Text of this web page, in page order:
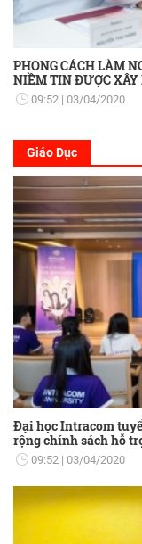
PHONG CÁCH LÀM
NIỀM TIN ĐƯỢC
09:52 03/04/2020
Giáo Dục
Đại học Intracom
rộng chính sách hỗ
09:52 03/04/2020